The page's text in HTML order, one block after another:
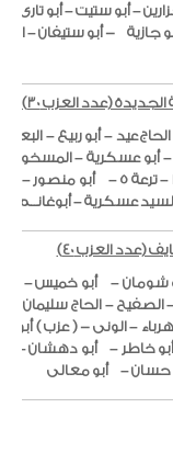
عياد2 – الزيتون – الجزارين – أبو
- أبو ستيفان –
(عدد العزب 30)
– أبو ربيع –
– أبو عسكرية – المسخوطة
أبو منصور –
عسكرية – أبوغانــم
(عدد العزب 40)
شومان –
أبو خميس –
– الصفيح – الحاج سليمان
– الونى -(عزب)
خاطر –
أبو دهشان –
أبو معالى